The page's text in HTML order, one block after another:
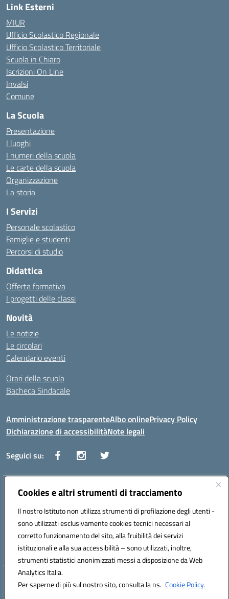
Cookies e altri strumenti di tracciamento
Il nostro Istituto non utilizza strumenti di profilazione degli utenti -
sono utilizzati esclusivamente cookies tecnici necessari al
corretto funzionamento del sito, alla fruibilità dei servizi
istituzionali e alla sua accessibilità – sono utilizzati, inoltre,
strumenti statistici anonimizzati messi a disposizione da Web
Analytics Italia.
Per saperne di più sul nostro sito, consulta la ns. Cookie Policy.
Link Esterni
MIUR
Ufficio Scolastico Regionale
Ufficio Scolastico Territoriale
Scuola in Chiaro
Iscrizioni On Line
Invalsi
Comune
La Scuola
Presentazione
I luoghi
I numeri della scuola
Le carte della scuola
Organizzazione
La storia
I Servizi
Personale scolastico
Famiglie e studenti
Percorsi di studio
Didattica
Offerta formativa
I progetti delle classi
Novità
Le notizie
Le circolari
Calendario eventi
Orari della scuola
Bacheca Sindacale
Amministrazione trasparenteAlbo onlinePrivacy Policy
Dichiarazione di accessibilitàNote legali
Seguici su:
Indirizzo:Via Vaccari n.5 e Via Falcone n.20 - 91025 Marsala
Posta elettronica certificata (PEC):tppm03000q@pec.istruzione.it
Codice fiscale: 82004490817
Codice meccanografico: TPPM03000Q
Hosting & Powered by 3D Solution S.r.l.
Concept & Design by Designers Italia